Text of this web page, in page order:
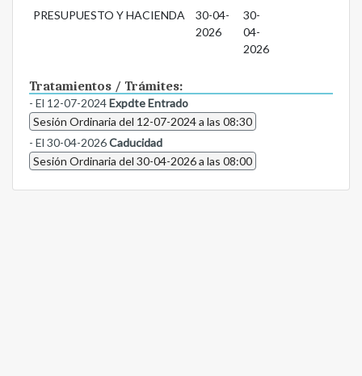
PRESUPUESTO Y HACIENDA
30-04-
2026
30-
04-
2026
Tratamientos / Trámites:
- El 12-07-2024Expdte Entrado
Sesión Ordinaria del 12-07-2024 a las 08:30
- El 30-04-2026Caducidad
Sesión Ordinaria del 30-04-2026 a las 08:00